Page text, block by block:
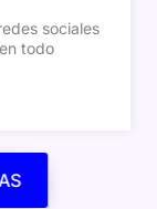
sociales
todo